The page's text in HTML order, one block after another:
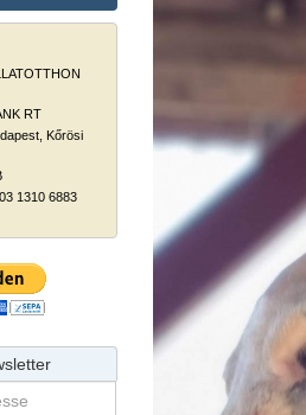
RT
Kőrösi
1310 6883